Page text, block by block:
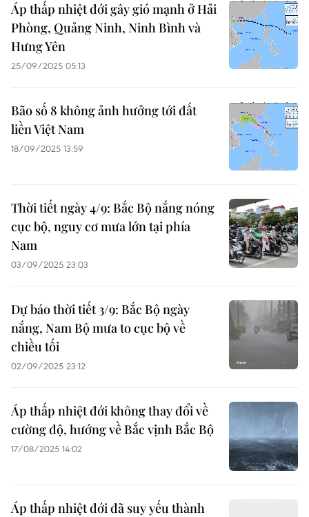
Áp thấp nhiệt đới gây gió mạnh ở Hải
Phòng, Quảng Ninh, Ninh Bình và
Hưng Yên
25/09/2025 05:13
Bão số 8 không ảnh hưởng tới đất
liền Việt Nam
18/09/2025 13:59
Thời tiết ngày 4/9: Bắc Bộ nắng nóng
cục bộ, nguy cơ mưa lớn tại phía
Nam
03/09/2025 23:03
Dự báo thời tiết 3/9: Bắc Bộ ngày
nắng, Nam Bộ mưa to cục bộ về
chiều tối
02/09/2025 23:12
Áp thấp nhiệt đới không thay đổi về
cường độ, hướng về Bắc vịnh Bắc Bộ
17/08/2025 14:02
Áp thấp nhiệt đới đã suy yếu thành